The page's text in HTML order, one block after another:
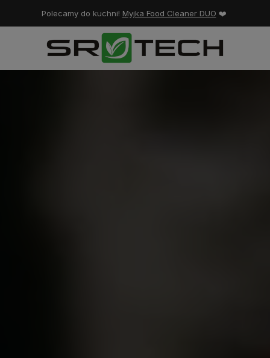
Polecamy do kuchni! Myjka Food Cleaner DUO ❤️